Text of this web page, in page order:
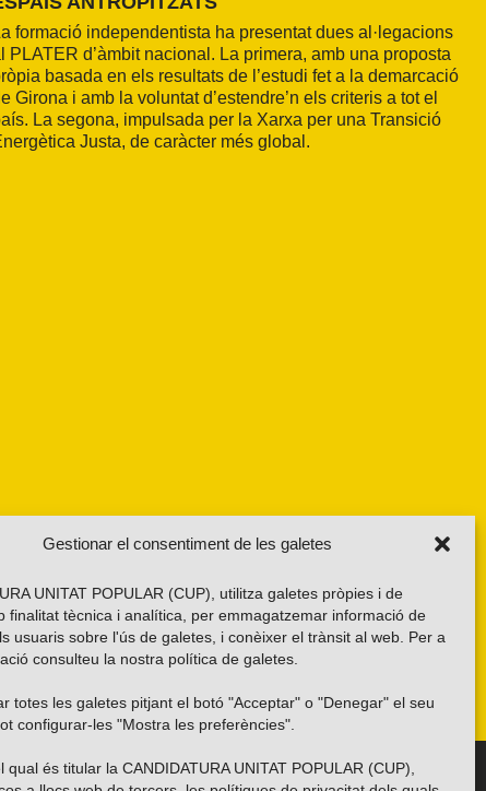
Gestionar el consentiment de les galetes
UNITAT POPULAR (CUP), utilitza galetes pròpies i de
finalitat tècnica i analítica, per emmagatzemar informació de
usuaris sobre l'ús de galetes, i conèixer el trànsit al web. Per a
consulteu la nostra política de galetes
totes les galetes pitjant el botó "Acceptar" o "Denegar" el seu
configurar-les "Mostra les preferències".
qual és titular la CANDIDATURA UNITAT POPULAR (CUP),
formació independentista ha presentat dues al·legacions
PLATER d’àmbit nacional. La primera, amb una proposta
basada en els resultats de l’estudi fet a la demarcació
Girona i amb la voluntat d’estendre’n els criteris a tot el
La segona, impulsada per la Xarxa per una Transició
Justa, de caràcter més global.
Troba’ns a les xarxes socials